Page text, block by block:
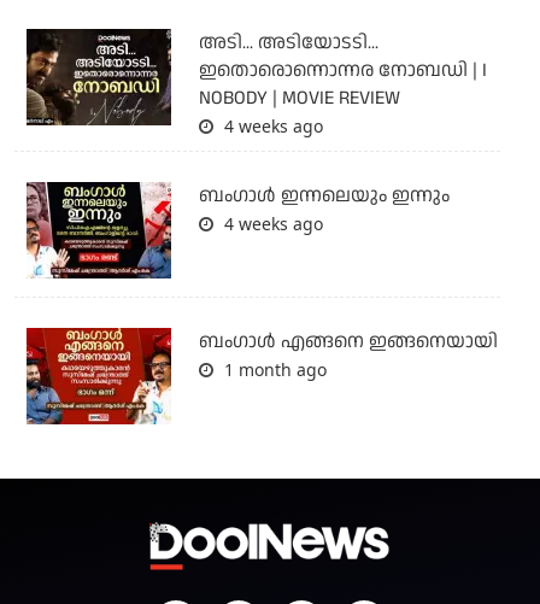
അടി... അടിയോടടി...
ഇതൊരൊന്നൊന്നര നോബഡി | I
NOBODY | MOVIE REVIEW
4 weeks ago
ബംഗാള്‍ ഇന്നലെയും ഇന്നും
4 weeks ago
ബം​ഗാൾ എങ്ങനെ ഇങ്ങനെയായി
1 month ago